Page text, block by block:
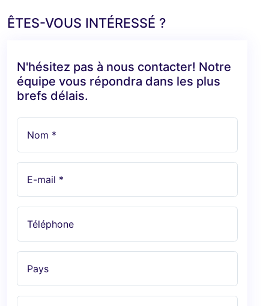
ÊTES-VOUS INTÉRESSÉ ?
N'hésitez pas à nous contacter! Notre
équipe vous répondra dans les plus
brefs délais.
Nom *
E-mail *
Téléphone
Pays